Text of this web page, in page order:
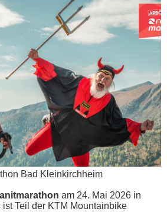
Bad Kleinkirchheim
am 24. Mai 2026 in
Teil der KTM Mountainbike